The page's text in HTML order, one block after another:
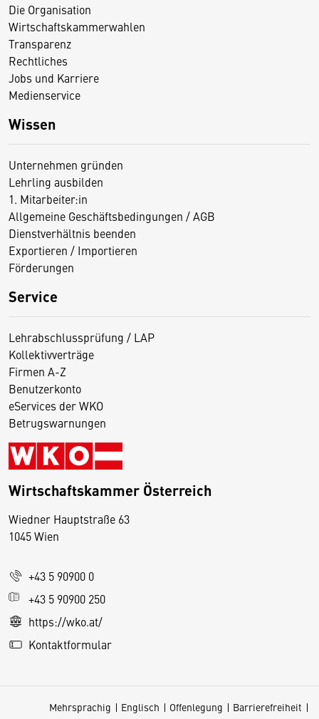
Die Organisation
Wirtschaftskammerwahlen
Transparenz
Rechtliches
Jobs und Karriere
Medienservice
Wissen
Unternehmen gründen
Lehrling ausbilden
1. Mitarbeiter:in
Allgemeine Geschäftsbedingungen / AGB
Dienstverhältnis beenden
Exportieren / Importieren
Förderungen
Service
Lehrabschlussprüfung / LAP
Kollektivverträge
Firmen A-Z
Benutzerkonto
eServices der WKO
Betrugswarnungen
Wirtschaftskammer Österreich
Wiedner Hauptstraße 63
1045 Wien
+43 5 90900 0
+43 5 90900 250
https://wko.at/
Kontaktformular
Mehrsprachig Englisch Offenlegung
Barrierefreiheit
D
s
e
S
e